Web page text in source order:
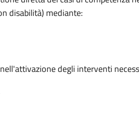
disabilità) mediante:
degli interventi